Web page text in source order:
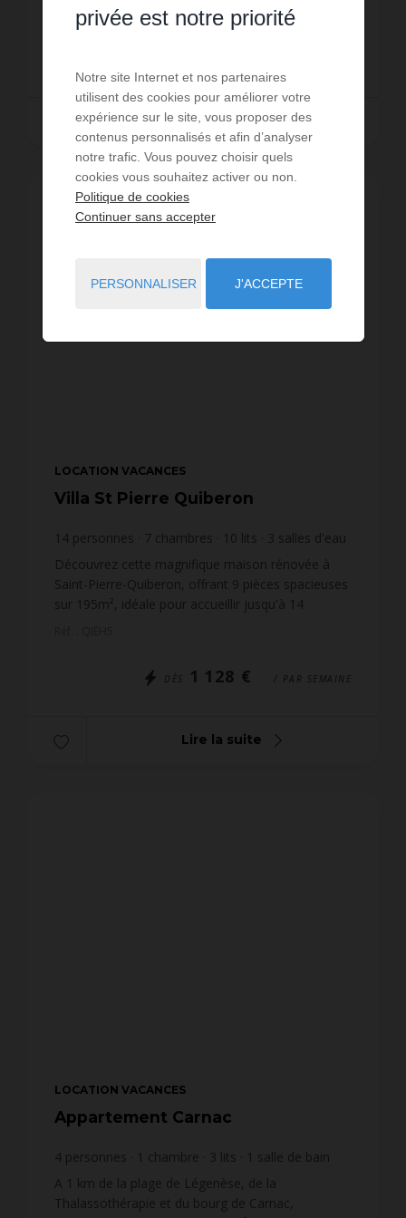
porte 11) : - Entrée...
Réf. : CMD11
Lire la suite
LOCATION VACANCES
Villa St Pierre Quiberon
14 personnes 7 chambres 10 lits 3 salles d'eau
Découvrez cette magnifique maison rénovée à
Saint-Pierre-Quiberon, offrant 9 pièces spacieuses
sur 195m², idéale pour accueillir jusqu'à 14
DÈS 1 128 € / PAR SEMAINE
Lire la suite
LOCATION VACANCES
Appartement Carnac
4 personnes 1 chambre 3 lits 1 salle de bain
wi-fi
A 1 km de la plage de Légenèse, de la
Thalassothérapie et du bourg de Carnac,
privée est notre priorité
Notre site Internet et nos partenaires
utilisent des cookies pour améliorer votre
expérience sur le site, vous proposer des
contenus personnalisés et afin d’analyser
notre trafic. Vous pouvez choisir quels
cookies vous souhaitez activer ou non.
Politique de cookies
Continuer sans accepter
PERSONNALISER J'ACCEPTE